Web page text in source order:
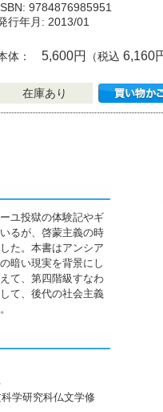
9784876985951
行年月: 2013/01
体： 5,600円 （税込 6,160
在庫あり
ユ投獄の体験記やギ
るが、啓蒙主義の時
た。本書はアンシア
暗い現実を背景にし
て、第四階級すなわ
て、後代の社会主義
学研究科仏文学修